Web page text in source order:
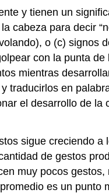
y tienen un
para decir
o (c) signos
con la punta
mientras
traducirlos en
el desarrollo de
sigue creciendo
de gestos
muy pocos
es un punto